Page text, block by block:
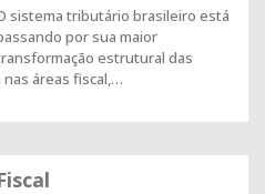
sistema tributário brasileiro está
por sua maior
estrutural das
nas áreas fiscal,…